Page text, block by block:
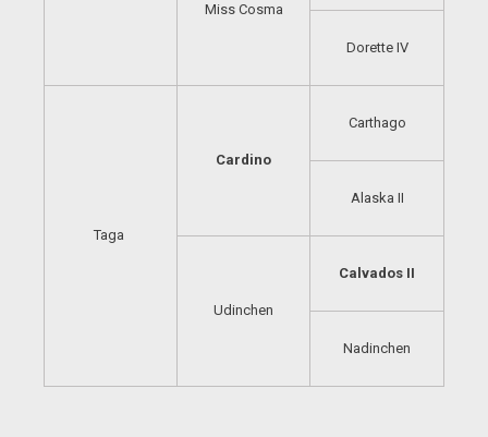
Miss Cosma
Dorette IV
Taga
Cardino
Carthago
Alaska II
Udinchen
Calvados II
Nadinchen